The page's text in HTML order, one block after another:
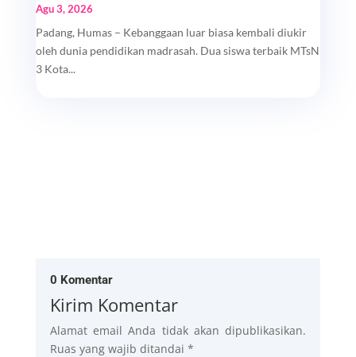
Agu 3, 2026
Padang, Humas – Kebanggaan luar biasa kembali diukir
oleh dunia pendidikan madrasah. Dua siswa terbaik MTsN
3 Kota...
0 Komentar
Kirim Komentar
Alamat email Anda tidak akan dipublikasikan.
Ruas yang wajib ditandai *